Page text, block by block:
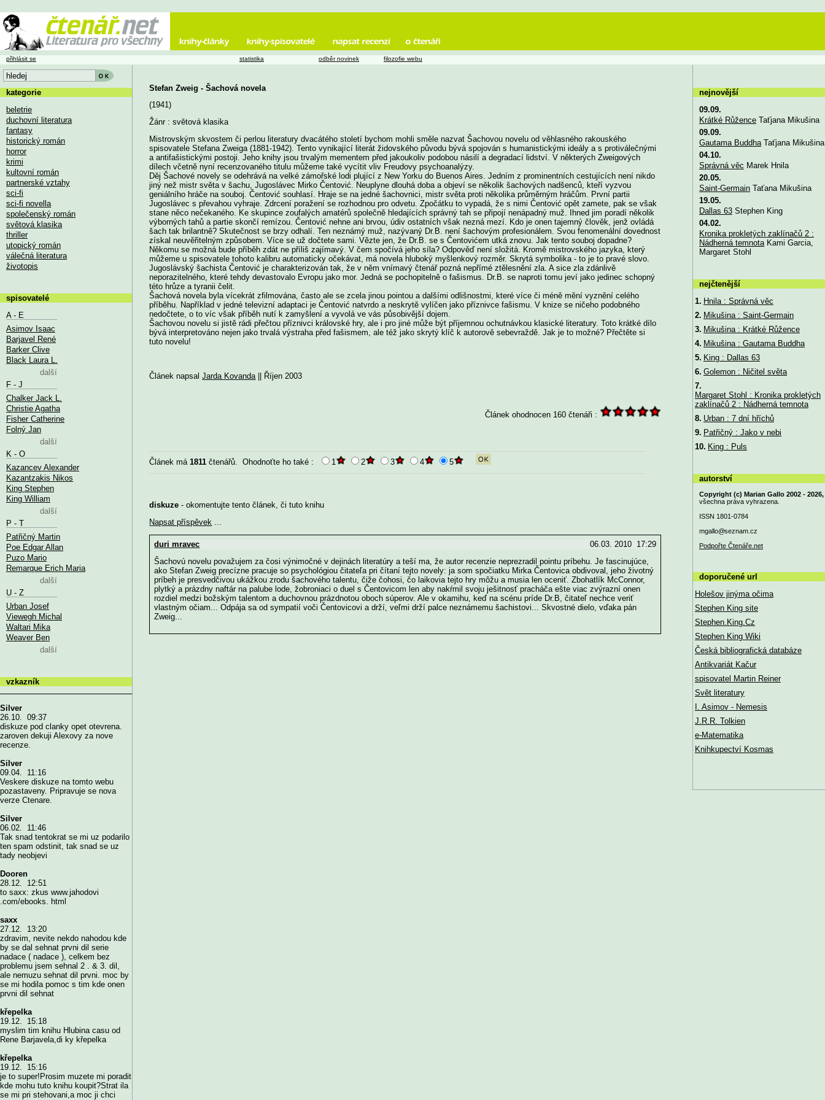
Stefan Zweig - Šachová novela
(1941)
Žánr : světová klasika
Mistrovským skvostem či perlou literatury dvacátého století bychom mohli směle nazvat Šachovou novelu od věhlasného rakouského
spisovatele Stefana Zweiga (1881-1942). Tento vynikající literát židovského původu bývá spojován s humanistickými ideály a s protiválečnými
a antifašistickými postoji. Jeho knihy jsou trvalým mementem před jakoukoliv podobou násilí a degradací lidství. V některých Zweigových
dílech včetně nyní recenzovaného titulu můžeme také vycítit vliv Freudovy psychoanalýzy.
Děj Šachové novely se odehrává na velké zámořské lodi plující z New Yorku do Buenos Aires. Jedním z prominentních cestujících není nikdo
jiný než mistr světa v šachu, Jugoslávec Mirko Čentović. Neuplyne dlouhá doba a objeví se několik šachových nadšenců, kteří vyzvou
geniálního hráče na souboj. Čentović souhlasí. Hraje se na jedné šachovnici, mistr světa proti několika průměrným hráčům. První partii
Jugoslávec s převahou vyhraje. Zdrcení poražení se rozhodnou pro odvetu. Zpočátku to vypadá, že s nimi Čentović opět zamete, pak se však
stane něco nečekaného. Ke skupince zoufalých amatérů společně hledajících správný tah se připojí nenápadný muž. Ihned jim poradí několik
výborných tahů a partie skončí remízou. Čentović nehne ani brvou, údiv ostatních však nezná mezí. Kdo je onen tajemný člověk, jenž ovládá
šach tak brilantně? Skutečnost se brzy odhalí. Ten neznámý muž, nazývaný Dr.B. není šachovým profesionálem. Svou fenomenální dovednost
získal neuvěřitelným způsobem. Více se už dočtete sami. Vězte jen, že Dr.B. se s Čentovićem utká znovu. Jak tento souboj dopadne?
Někomu se možná bude příběh zdát ne příliš zajímavý. V čem spočívá jeho síla? Odpověď není složitá. Kromě mistrovského jazyka, který
můžeme u spisovatele tohoto kalibru automaticky očekávat, má novela hluboký myšlenkový rozměr. Skrytá symbolika - to je to pravé slovo.
Jugoslávský šachista Čentović je charakterizován tak, že v něm vnímavý čtenář pozná nepřímé ztělesnění zla. A sice zla zdánlivě
neporazitelného, které tehdy devastovalo Evropu jako mor. Jedná se pochopitelně o fašismus. Dr.B. se naproti tomu jeví jako jedinec schopný
této hrůze a tyranii čelit.
Šachová novela byla vícekrát zfilmována, často ale se zcela jinou pointou a dalšími odlišnostmi, které více či méně mění vyznění celého
příběhu. Například v jedné televizní adaptaci je Čentović natvrdo a neskrytě vylíčen jako příznivce fašismu. V knize se ničeho podobného
nedočtete, o to víc však příběh nutí k zamyšlení a vyvolá ve vás působivější dojem.
Šachovou novelu si jistě rádi přečtou příznivci královské hry, ale i pro jiné může být příjemnou ochutnávkou klasické literatury. Toto krátké dílo
bývá interpretováno nejen jako trvalá výstraha před fašismem, ale též jako skrytý klíč k autorově sebevraždě. Jak je to možné? Přečtěte si
tuto novelu!
Článek napsalJarda Kovanda || Říjen 2003
Článek ohodnocen 160 čtenáři :
Článek má1811 čtenářů. Ohodnoťte ho také : 1 2 3 4 5
diskuze - okomentujte tento článek, či tuto knihu
Napsat příspěvek ...
duri mravec
06.03. 2010 17:29
Šachovú novelu považujem za čosi výnimočné v dejinách literatúry a teší ma, že autor recenzie neprezradil pointu príbehu. Je fascinujúce,
ako Stefan Zweig precízne pracuje so psychológiou čitateľa pri čítaní tejto novely: ja som spočiatku Mirka Čentovica obdivoval, jeho životný
príbeh je presvedčivou ukážkou zrodu šachového talentu, čiže čohosi, čo laikovia tejto hry môžu a musia len oceniť. Zbohatlík McConnor,
plytký a prázdny naftár na palube lode, žobroniaci o duel s Čentovicom len aby nakŕmil svoju ješitnosť pracháča ešte viac zvýrazní onen
rozdiel medzi božským talentom a duchovnou prázdnotou oboch súperov. Ale v okamihu, keď na scénu príde Dr.B, čitateľ nechce veriť
vlastným očiam... Odpája sa od sympatií voči Čentovicovi a drží, veľmi drží palce neznámemu šachistovi... Skvostné dielo, vďaka pán
Zweig...
přihlásit se statistika odběr novinek filozofie webu
kategorie
beletrie
duchovní literatura
fantasy
historický román
horror
krimi
kultovní román
partnerské vztahy
sci-fi
sci-fi novella
společenský román
světová klasika
thriller
utopický román
válečná literatura
životopis
spisovatelé
A - E
Asimov Isaac
Barjavel René
Barker Clive
Black Laura L.
další
F - J
Chalker Jack L.
Christie Agatha
Fisher Catherine
Folný Jan
další
K - O
Kazancev Alexander
Kazantzakis Nikos
King Stephen
King William
další
P - T
Patřičný Martin
Poe Edgar Allan
Puzo Mario
Remarque Erich Maria
další
U - Z
Urban Josef
Viewegh Michal
Waltari Mika
Weaver Ben
další
vzkazník
Silver
26.10. 09:37
diskuze pod clanky opet otevrena.
zaroven dekuji Alexovy za nove
recenze.
Silver
09.04. 11:16
Veskere diskuze na tomto webu
pozastaveny. Pripravuje se nova
verze Ctenare.
Silver
06.02. 11:46
Tak snad tentokrat se mi uz podarilo
ten spam odstinit, tak snad se uz
tady neobjevi
Dooren
28.12. 12:51
to saxx: zkus www.jahodovi
.com/ebooks. html
saxx
27.12. 13:20
zdravim, nevite nekdo nahodou kde
by se dal sehnat prvni dil serie
nadace ( nadace ), celkem bez
problemu jsem sehnal 2 . & 3. dil,
ale nemuzu sehnat dil prvni. moc by
se mi hodila pomoc s tim kde onen
prvni dil sehnat
křepelka
19.12. 15:18
myslim tim knihu Hlubina casu od
Rene Barjavela,di ky křepelka
křepelka
19.12. 15:16
je to super!Prosim muzete mi poradit
kde mohu tuto knihu koupit?Strat ila
se mi pri stehovani,a moc ji chci
nejnovější
09.09.
Krátké RůženceTaťjana Mikušina
09.09.
Gautama BuddhaTaťjana Mikušina
04.10.
Správná věc Marek Hnila
20.05.
Saint-GermainTaťana Mikušina
19.05.
Dallas 63Stephen King
04.02.
Kronika prokletých zaklínačů 2 :
Nádherná temnotaKami Garcia,
Margaret Stohl
nejčtenější
1. Hnila : Správná věc
2. Mikušina : Saint-Germain
3. Mikušina : Krátké Růžence
4. Mikušina : Gautama Buddha
5. King : Dallas 63
6. Golemon : Ničitel světa
7.
Margaret Stohl : Kronika prokletých
zaklínačů 2 : Nádherná temnota
8. Urban : 7 dní hříchů
9. Patřičný : Jako v nebi
10. King : Puls
autorství
Copyright (c) Marian Gallo 2002 - 2026,
všechna práva vyhrazena.
ISSN 1801-0784
mgallo@seznam.cz
Podpořte Čtenáře.net
doporučené url
Holešov jinýma očima
Stephen King site
Stephen.King.Cz
Stephen King Wiki
Česká bibliografická databáze
Antikvariát Kačur
spisovatel Martin Reiner
Svět literatury
I. Asimov - Nemesis
J.R.R. Tolkien
e-Matematika
Knihkupectví Kosmas